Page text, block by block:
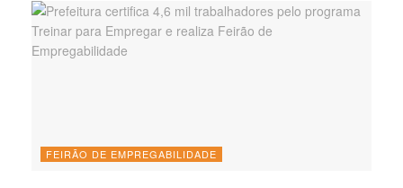
FEIRÃO DE EMPREGABILIDADE